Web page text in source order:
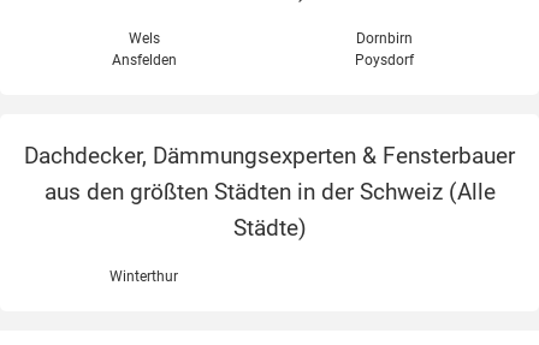
Wels
Dornbirn
Ansfelden
Poysdorf
Dachdecker, Dämmungsexperten & Fensterbauer
aus den größten Städten in der Schweiz (Alle
Städte)
Winterthur